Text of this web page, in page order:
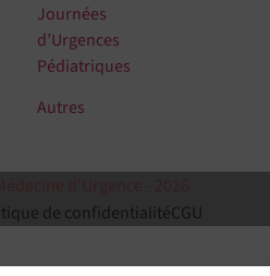
Journées
d’Urgences
Pédiatriques
Autres
de confidentialitéCGU